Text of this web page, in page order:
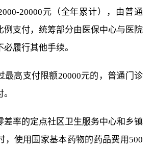
20000元（全年累计），由普通
例支付，统筹部分由医保中心与医院
履行其他手续。
最高支付限额20000元的，普通门诊
差率的定点社区卫生服务中心和乡镇
，使用国家基本药物的药品费用500